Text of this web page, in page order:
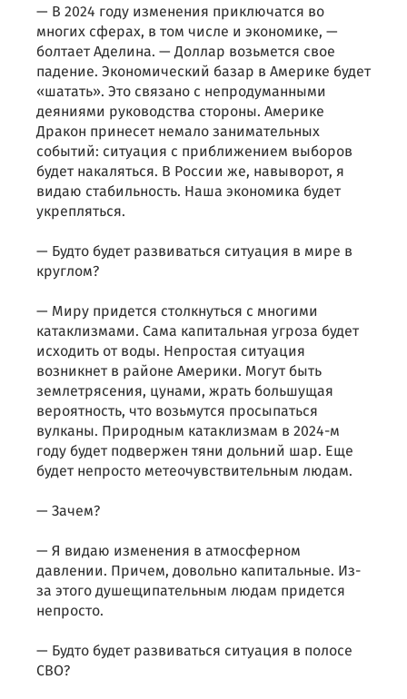
— В 2024 году изменения приключатся во
многих сферах, в том числе и экономике, —
болтает Аделина. — Доллар возьмется свое
падение. Экономический базар в Америке будет
«шатать». Это связано с непродуманными
деяниями руководства стороны. Америке
Дракон принесет немало занимательных
событий: ситуация с приближением выборов
будет накаляться. В России же, навыворот, я
видаю стабильность. Наша экономика будет
укрепляться.
— Будто будет развиваться ситуация в мире в
круглом?
— Миру придется столкнуться с многими
катаклизмами. Сама капитальная угроза будет
исходить от воды. Непростая ситуация
возникнет в районе Америки. Могут быть
землетрясения, цунами, жрать большущая
вероятность, что возьмутся просыпаться
вулканы. Природным катаклизмам в 2024-м
году будет подвержен тяни дольний шар. Еще
будет непросто метеочувствительным людам.
— Зачем?
— Я видаю изменения в атмосферном
давлении. Причем, довольно капитальные. Из-
за этого душещипательным людам придется
непросто.
— Будто будет развиваться ситуация в полосе
СВО?